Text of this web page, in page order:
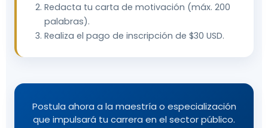
Redacta tu carta de motivación (máx. 200
palabras).
Realiza el pago de inscripción de $30 USD.
Postula ahora a la maestría o especialización
que impulsará tu carrera en el sector público.